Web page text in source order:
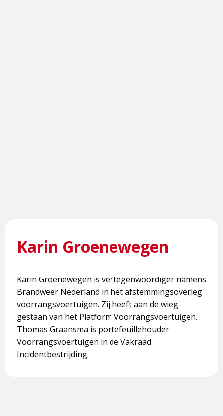
Karin Groenewegen
Karin Groenewegen is vertegenwoordiger namens
Brandweer Nederland in het afstemmingsoverleg
voorrangsvoertuigen. Zij heeft aan de wieg
gestaan van het Platform Voorrangsvoertuigen.
Thomas Graansma is portefeuillehouder
Voorrangsvoertuigen in de Vakraad
Incidentbestrijding.